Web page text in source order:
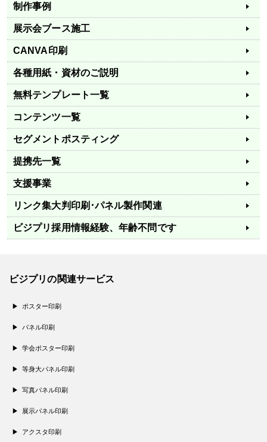
制作事例
展示会ブース施工
CANVA印刷
各種用紙・資材のご説明
無料テンプレート一覧
コンテンツ一覧
セグメントポスティング
提携先一覧
支援事業
リンク集大判印刷･パネル製作関連
ビジプリ採用情報経験、年齢不問です
ビジプリの関連サービス
ポスター印刷
パネル印刷
学会ポスター印刷
等身大パネル印刷
写真パネル印刷
展示パネル印刷
アクスタ印刷